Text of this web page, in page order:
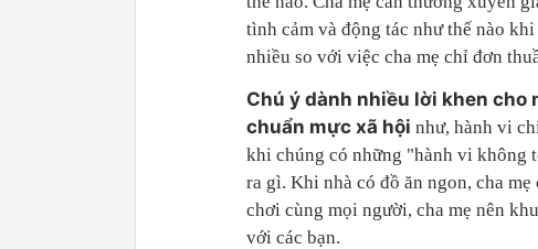
tình cảm và động tác như thế nào
nhiều so với việc cha mẹ chỉ đơn
Chú ý dành nhiều lời khen
chuẩn mực xã hội như, hành vi
khi chúng có những "hành vi không
ra gì. Khi nhà có đồ ăn ngon, cha
chơi cùng mọi người, cha mẹ nên
với các bạn.